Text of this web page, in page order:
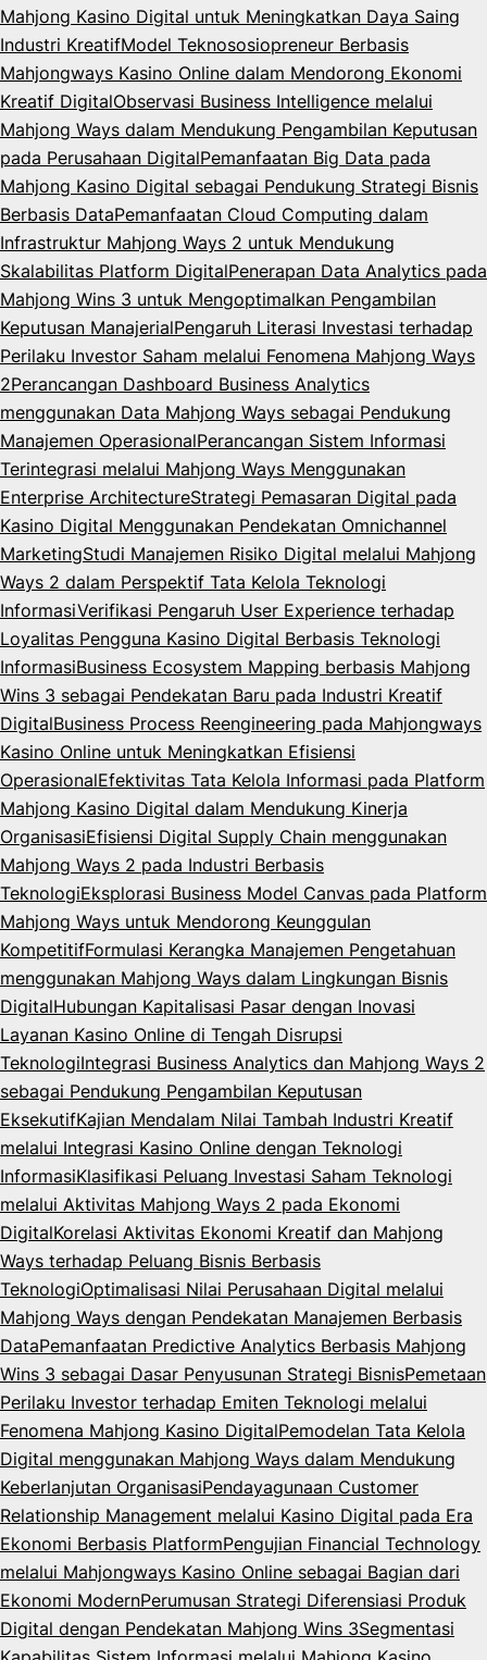
Mahjong Kasino Digital untuk Meningkatkan Daya Saing
Industri KreatifModel Teknososiopreneur Berbasis
Mahjongways Kasino Online dalam Mendorong Ekonomi
Kreatif DigitalObservasi Business Intelligence melalui
Mahjong Ways dalam Mendukung Pengambilan Keputusan
pada Perusahaan DigitalPemanfaatan Big Data pada
Mahjong Kasino Digital sebagai Pendukung Strategi Bisnis
Berbasis DataPemanfaatan Cloud Computing dalam
Infrastruktur Mahjong Ways 2 untuk Mendukung
Skalabilitas Platform DigitalPenerapan Data Analytics pada
Mahjong Wins 3 untuk Mengoptimalkan Pengambilan
Keputusan ManajerialPengaruh Literasi Investasi terhadap
Perilaku Investor Saham melalui Fenomena Mahjong Ways
2Perancangan Dashboard Business Analytics
menggunakan Data Mahjong Ways sebagai Pendukung
Manajemen OperasionalPerancangan Sistem Informasi
Terintegrasi melalui Mahjong Ways Menggunakan
Enterprise ArchitectureStrategi Pemasaran Digital pada
Kasino Digital Menggunakan Pendekatan Omnichannel
MarketingStudi Manajemen Risiko Digital melalui Mahjong
Ways 2 dalam Perspektif Tata Kelola Teknologi
InformasiVerifikasi Pengaruh User Experience terhadap
Loyalitas Pengguna Kasino Digital Berbasis Teknologi
InformasiBusiness Ecosystem Mapping berbasis Mahjong
Wins 3 sebagai Pendekatan Baru pada Industri Kreatif
DigitalBusiness Process Reengineering pada Mahjongways
Kasino Online untuk Meningkatkan Efisiensi
OperasionalEfektivitas Tata Kelola Informasi pada Platform
Mahjong Kasino Digital dalam Mendukung Kinerja
OrganisasiEfisiensi Digital Supply Chain menggunakan
Mahjong Ways 2 pada Industri Berbasis
TeknologiEksplorasi Business Model Canvas pada Platform
Mahjong Ways untuk Mendorong Keunggulan
KompetitifFormulasi Kerangka Manajemen Pengetahuan
menggunakan Mahjong Ways dalam Lingkungan Bisnis
DigitalHubungan Kapitalisasi Pasar dengan Inovasi
Layanan Kasino Online di Tengah Disrupsi
TeknologiIntegrasi Business Analytics dan Mahjong Ways 2
sebagai Pendukung Pengambilan Keputusan
EksekutifKajian Mendalam Nilai Tambah Industri Kreatif
melalui Integrasi Kasino Online dengan Teknologi
InformasiKlasifikasi Peluang Investasi Saham Teknologi
melalui Aktivitas Mahjong Ways 2 pada Ekonomi
DigitalKorelasi Aktivitas Ekonomi Kreatif dan Mahjong
Ways terhadap Peluang Bisnis Berbasis
TeknologiOptimalisasi Nilai Perusahaan Digital melalui
Mahjong Ways dengan Pendekatan Manajemen Berbasis
DataPemanfaatan Predictive Analytics Berbasis Mahjong
Wins 3 sebagai Dasar Penyusunan Strategi BisnisPemetaan
Perilaku Investor terhadap Emiten Teknologi melalui
Fenomena Mahjong Kasino DigitalPemodelan Tata Kelola
Digital menggunakan Mahjong Ways dalam Mendukung
Keberlanjutan OrganisasiPendayagunaan Customer
Relationship Management melalui Kasino Digital pada Era
Ekonomi Berbasis PlatformPengujian Financial Technology
melalui Mahjongways Kasino Online sebagai Bagian dari
Ekonomi ModernPerumusan Strategi Diferensiasi Produk
Digital dengan Pendekatan Mahjong Wins 3Segmentasi